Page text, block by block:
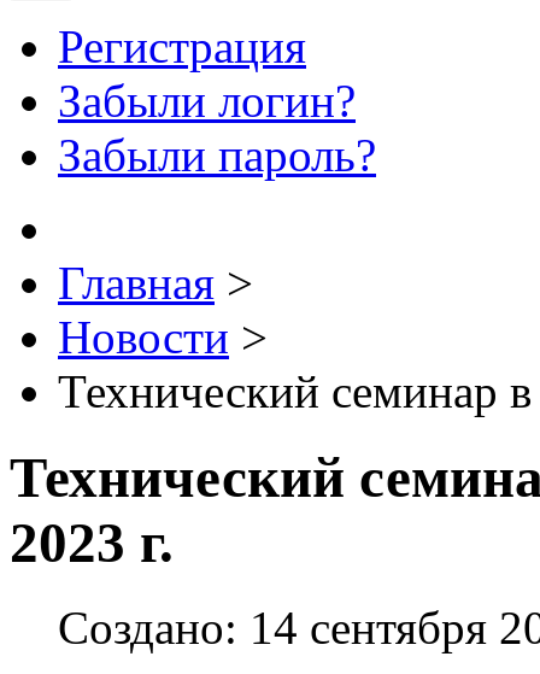
Регистрация
Забыли логин?
Забыли пароль?
Главная >
Новости >
Технический семинар
Технический
2023 г.
Создано: 14 сентября